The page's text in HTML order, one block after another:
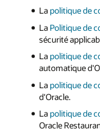
La politique de
La Politique de
sécurité
La politique de
automatique
La politique de
d'Oracle.
La politique de
Oracle